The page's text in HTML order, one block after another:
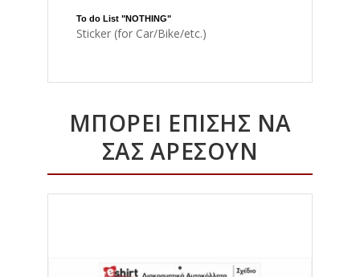
To do List "NOTHING"
Sticker (for Car/Bike/etc.)
ΜΠΟΡΕΊ ΕΠΊΣΗΣ ΝΑ
ΣΑΣ ΑΡΈΣΟΥΝ